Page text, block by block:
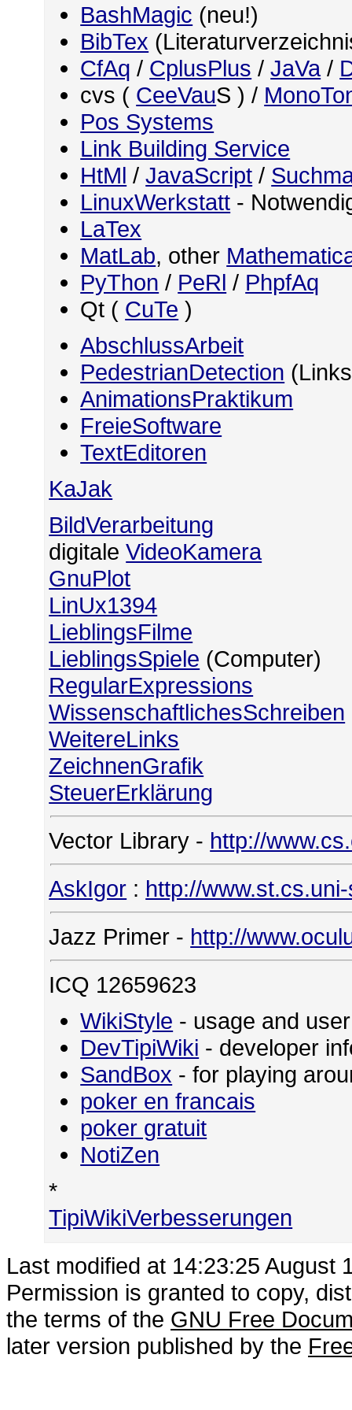
BashMagic (neu!)
BibTex
CfAq / CplusPlus /JaVa/
cvs ( CeeVauS ) /
Pos Systems
Link Building Service
HtMl /JavaScript /
LinuxWerkstatt -
LaTex
MatLab, other
PyThon / PeRl / PhpfAq
Qt ( CuTe )
AbschlussArbeit
PedestrianDetection
AnimationsPraktikum
FreieSoftware
TextEditoren
KaJak
BildVerarbeitung
digitaleVideoKamera
GnuPlot
LinUx1394
LieblingsFilme
LieblingsSpiele (Computer)
RegularExpressions
WissenschaftlichesSchreiben
WeitereLinks
ZeichnenGrafik
SteuerErklärung
Vector Library - http://
AskIgor : http://
Jazz Primer - http://
ICQ 12659623
WikiStyle - usage and
DevTipiWiki - developer
SandBox - for playing
poker en francais
poker gratuit
NotiZen
*
TipiWikiVerbesserungen
Last modified at 14:23:25 August
Permission is granted to copy,
the terms of the GNU Free
later version published by the